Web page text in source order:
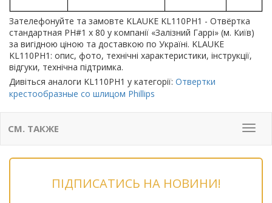
Зателефонуйте та замовте KLAUKE KL110PH1 - Отвёртка
стандартная PH#1 x 80 у компанії «Залізний Гаррі» (м. Київ)
за вигідною ціною та доставкою по Україні. KLAUKE
KL110PH1: опис, фото, технічні характеристики, інструкції,
відгуки, технічна підтримка.
Дивіться аналоги KL110PH1 у категорії: Отвертки
крестообразные со шлицом Phillips
Меню
СМ. ТАКЖЕ
ПІДПИСАТИСЬ НА НОВИНИ!